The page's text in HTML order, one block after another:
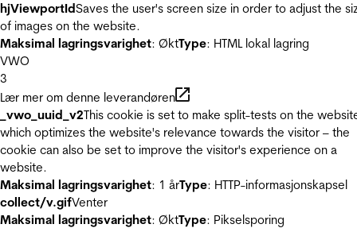
hjViewportIdSaves the user's screen size in order to adjust the
of images on the website.
Maksimal lagringsvarighet: ØktType: HTML lokal lagring
VWO
3
Lær mer om denne leverandøren
_vwo_uuid_v2This cookie is set to make split-tests on the
which optimizes the website's relevance towards the visitor – the
cookie can also be set to improve the visitor's experience on a
website.
Maksimal lagringsvarighet: 1 årType: HTTP-informasjonskapsel
collect/v.gifVenter
Maksimal lagringsvarighet: ØktType: Pikselsporing